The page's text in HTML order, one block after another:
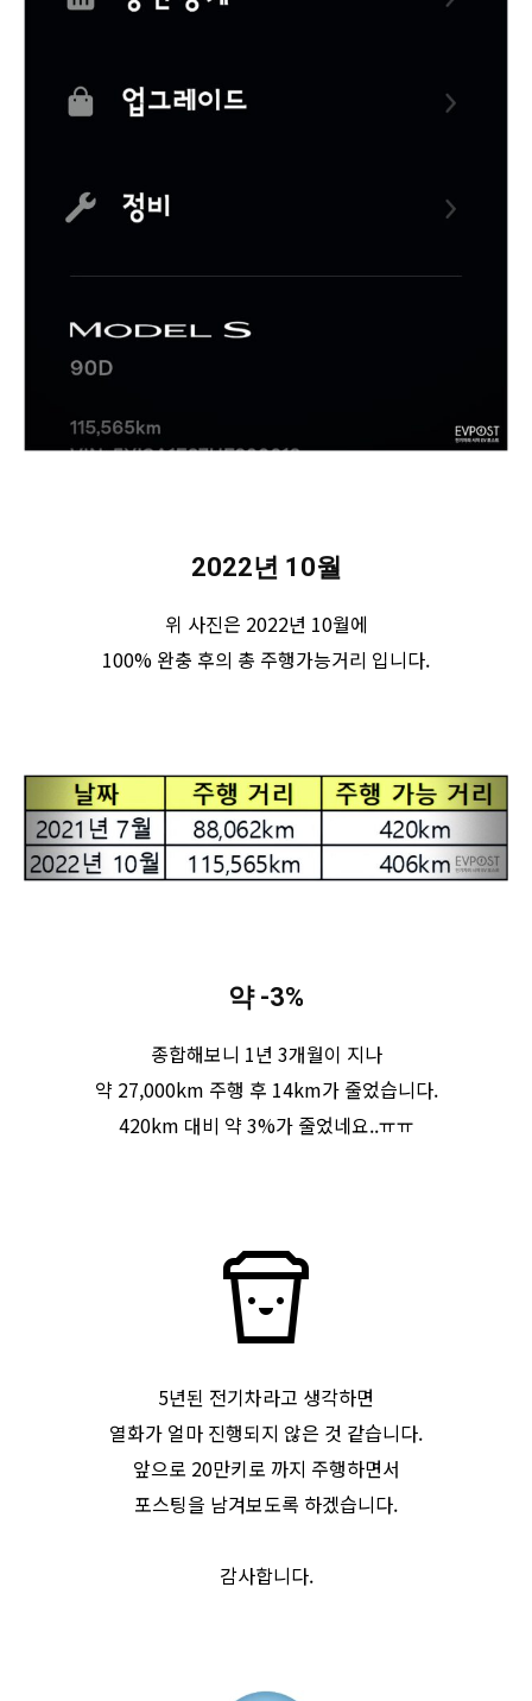
2022년 10월
위 사진은 2022년 10월에
100% 완충 후의 총 주행가능거리 입니다.
약 -3%
종합해보니 1년 3개월이 지나
약 27,000km 주행 후 14km가 줄었습니다.
​420km 대비 약 3%가 줄었네요..ㅠㅠ
5년된 전기차라고 생각하면
열화가 얼마 진행되지 않은 것 같습니다.​
앞으로 20만키로 까지 주행하면서
포스팅을 남겨보도록 하겠습니다.
감사합니다.